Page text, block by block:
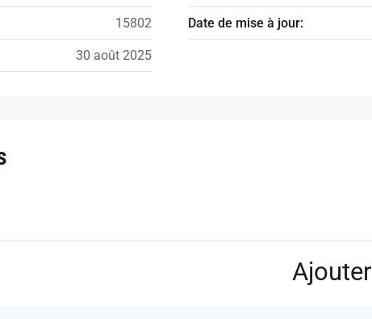
15802 Date de mise à jour:
30 août 2025
Ajouter